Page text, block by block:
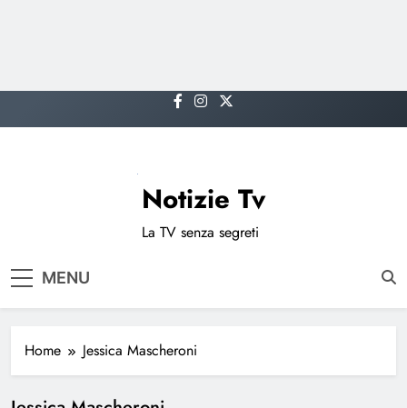
to
Notizie Tv
La TV senza segreti
MENU
Home Jessica Mascheroni